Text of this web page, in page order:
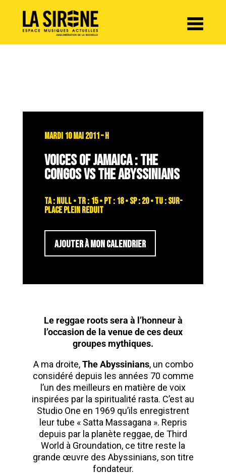
MARDI 10 MAI 2011 – H
VOICES OF JAMAICA : THE
CONGOS VS THE ABYSSINIANS
TA : NULL • TR : 15 • PT : 18 • SP : 20 • TU : sur-
place plein reduit
AJOUTER À MON CALENDRIER
Le reggae roots sera à l’honneur à
l’occasion de la venue de ces deux
groupes mythiques.
A ma droite,The Abyssinians, un combo
considéré depuis les années 70 comme
l’un des meilleurs en matière de voix
inspirées par la spiritualité rasta. C’est au
Studio One en 1969 qu’ils enregistrent
leur tube « Satta Massagana ». Repris
depuis par la planète reggae, de Third
World à Groundation, ce titre reste la
grande œuvre des Abyssinians, son titre
fondateur.